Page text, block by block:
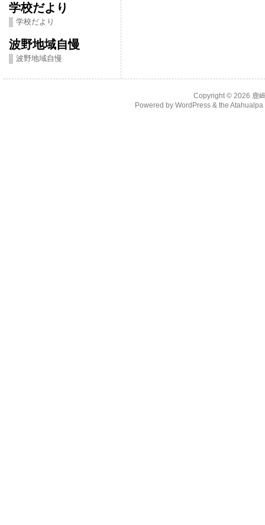
学校だより
学校だより
波野地域自慢
波野地域自慢
Copyright © 2026 鹿
Powered by WordPress& the Atahualpa